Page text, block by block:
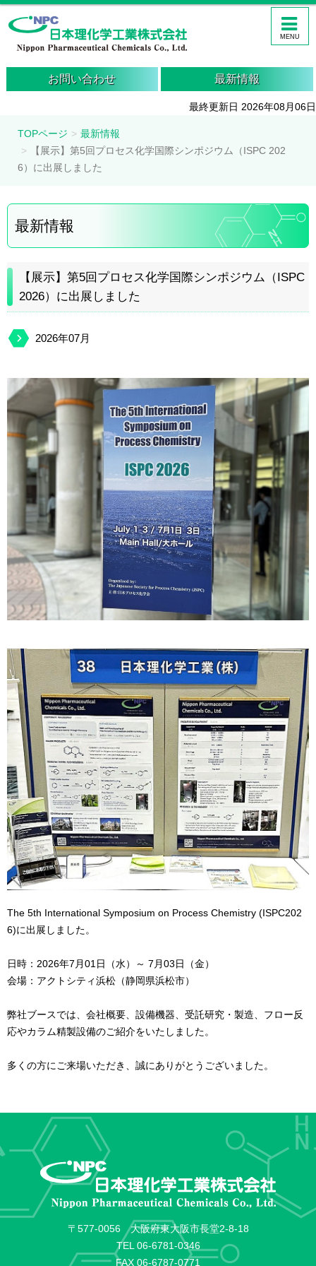
お問い合わせ 最新情報
最終更新日 2026年08月06日
TOPページ
最新情報
【展示】第5回プロセス化学国際シンポジウム（ISPC 202
6）に出展しました
最新情報
【展示】第5回プロセス化学国際シンポジウム（ISPC
2026）に出展しました
2026年07月
The 5th International Symposium on Process Chemistry (ISPC202
6)に出展しました。
日時：2026年7月01日（水）～ 7月03日（金）
会場：アクトシティ浜松（静岡県浜松市）
弊社ブースでは、会社概要、設備機器、受託研究・製造、フロー反
応やカラム精製設備のご紹介をいたしました。
多くの方にご来場いただき、誠にありがとうございました。
〒577-0056 大阪府東大阪市長堂2-8-18
TEL 06-6781-0346
FAX 06-6787-0771
MENU